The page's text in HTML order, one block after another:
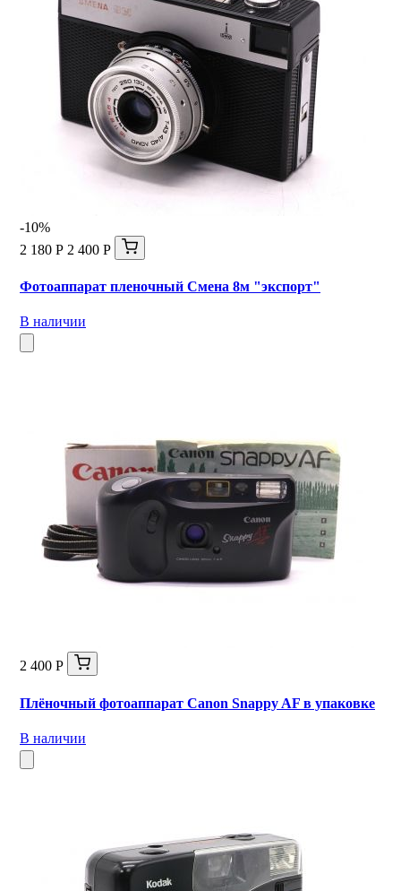
-10%
2 180 Р 2 400 Р
Фотоаппарат пленочный Смена 8м "экспорт"
В наличии
2 400 Р
Плёночный фотоаппарат Canon Snappy AF в упаковке
В наличии